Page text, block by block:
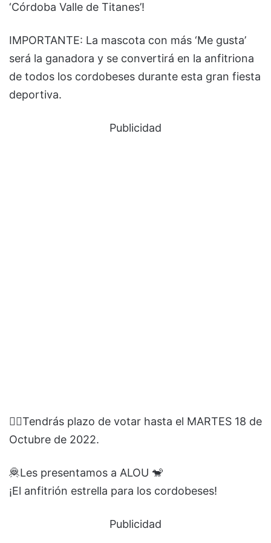
‘Córdoba Valle de Titanes’!
IMPORTANTE: La mascota con más ‘Me gusta’
será la ganadora y se convertirá en la anfitriona
de todos los cordobeses durante esta gran fiesta
deportiva.
Publicidad
☝🏻Tendrás plazo de votar hasta el MARTES 18 de
Octubre de 2022.
🦧Les presentamos a ALOU 🐒
¡El anfitrión estrella para los cordobeses!
Publicidad